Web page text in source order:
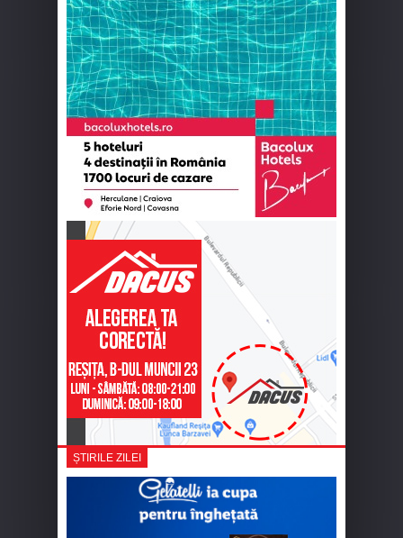
ȘTIRILE ZILEI